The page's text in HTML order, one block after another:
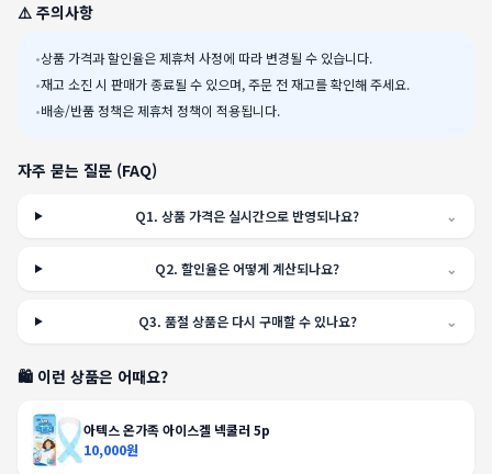
⚠️ 주의사항
•상품 가격과 할인율은 제휴처 사정에 따라 변경될 수 있습니다.
•재고 소진 시 판매가 종료될 수 있으며, 주문 전 재고를 확인해 주세요.
•배송/반품 정책은 제휴처 정책이 적용됩니다.
자주 묻는 질문 (FAQ)
Q1.상품 가격은 실시간으로 반영되나요? ⌄
Q2.할인율은 어떻게 계산되나요? ⌄
Q3. 품절 상품은 다시 구매할 수 있나요? ⌄
🛍️ 이런 상품은 어때요?
아텍스 온가족 아이스겔 넥쿨러 5p
10,000원